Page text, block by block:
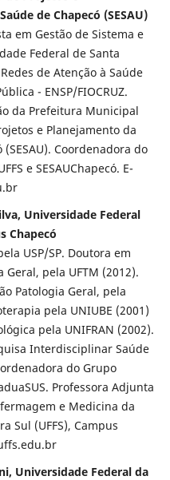
de Chapecó (SESAU)
em Gestão de Sistema e
Federal de Santa
de Atenção à Saúde
- ENSP/FIOCRUZ.
da Prefeitura Municipal
e Planejamento da
Coordenadora do
e SESAUChapecó. E-
Universidade Federal
Chapecó
USP/SP. Doutora em
pela UFTM (2012).
Patologia Geral, pela
pela UNIUBE (2001)
pela UNIFRAN (2002).
Interdisciplinar Saúde
do Grupo
Professora Adjunta
e Medicina da
Sul (UFFS), Campus
Universidade Federal da